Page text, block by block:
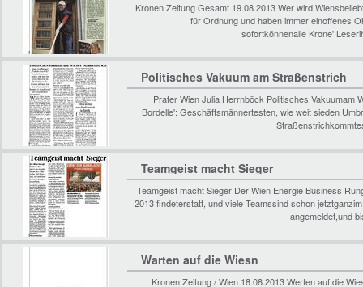
Kronen Zeitung Gesamt 19.08.2013 Wer wird
für Ordnung und haben immer einoffenes
sofortkönnenalle Krone'
Politisches Vakuum am Straßenstrich
Prater Wien Julia Herrnböck Politisches Vakuumam
Bordelle': Geschäftsmännertesten, wie weit sieden
Teamgeist macht Sieger
Teamgeist macht Sieger Der Wien Energie Business
2013 findeterstatt, und viele Teamssind schon
angemeldet,und
Warten auf die Wiesn
Kronen Zeitung / Wien 18.08.2013 Werten auf die